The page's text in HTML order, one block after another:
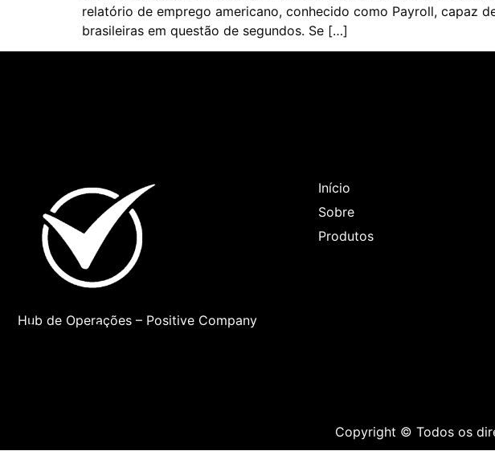
relatório de emprego americano, conhecido como Payroll, capaz
brasileiras em questão de segundos. Se […]
Hub de Operações – Positive Company
Início
Sobre
Produtos
Copyright © Todos os